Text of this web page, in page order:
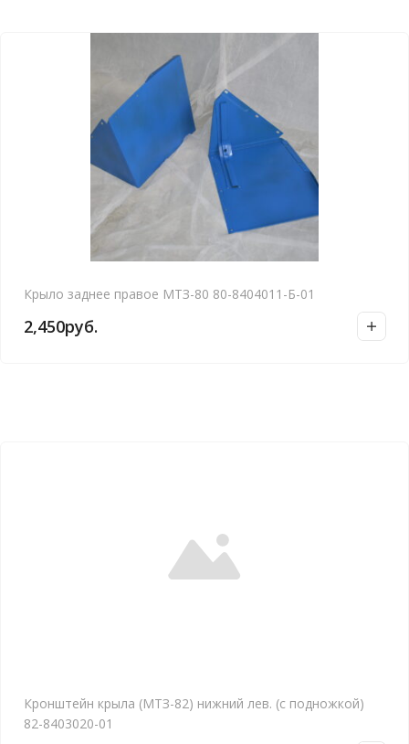
Крыло заднее правое МТЗ-80 80-8404011-Б-01
2,450руб.
Кронштейн крыла (МТЗ-82) нижний лев. (с подножкой)
82-8403020-01